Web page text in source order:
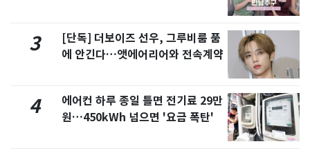
3
[단독] 더보이즈 선우, 그루비룸 품
에 안긴다…앳에어리어와 전속계약
4
에어컨 하루 종일 틀면 전기료 29만
원…450kWh 넘으면 '요금 폭탄'